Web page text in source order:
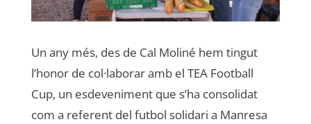
Un any més, des de Cal Moliné hem tingut
l’honor de col·laborar amb el TEA Football
Cup, un esdeveniment que s’ha consolidat
com a referent del futbol solidari a Manresa